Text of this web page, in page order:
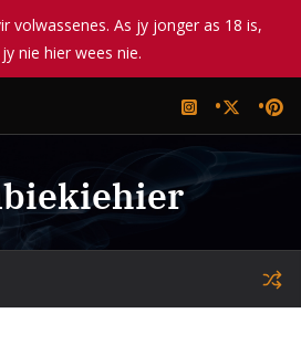
volwassenes. As jy jonger as 18 is,
nie hier wees nie.